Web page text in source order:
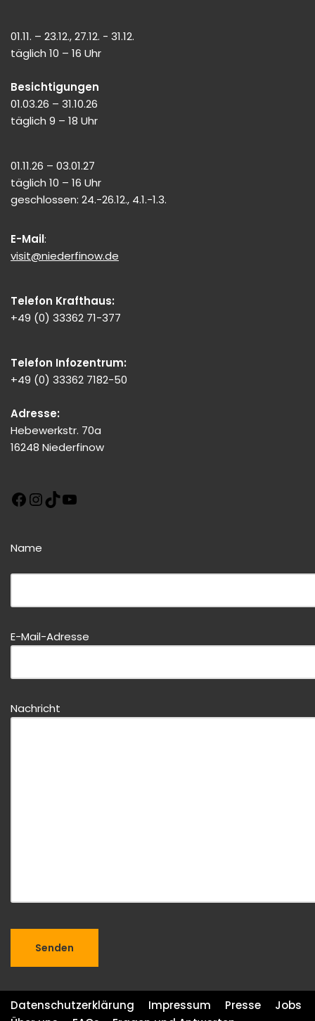
01.11. – 23.12., 27.12. - 31.12.
täglich 10 – 16 Uhr
Besichtigungen
01.03.26 – 31.10.26
täglich 9 – 18 Uhr
01.11.26 – 03.01.27
täglich 10 – 16 Uhr
geschlossen: 24.-26.12., 4.1.-1.3.
E-Mail:
visit@niederfinow.de
Telefon Krafthaus:
+49 (0) 33362 71-377
Telefon Infozentrum:
+49 (0) 33362 7182-50
Adresse:
Hebewerkstr. 70a
16248 Niederfinow
Name
Bitte dieses Feld leer lassen!
E-Mail-Adresse
Nachricht
Datenschutzerklärung Impressum Presse
Jobs